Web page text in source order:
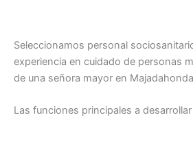
Seleccionamos personal
experiencia en cuidado de personas
de una señora mayor en
Las funciones principales a